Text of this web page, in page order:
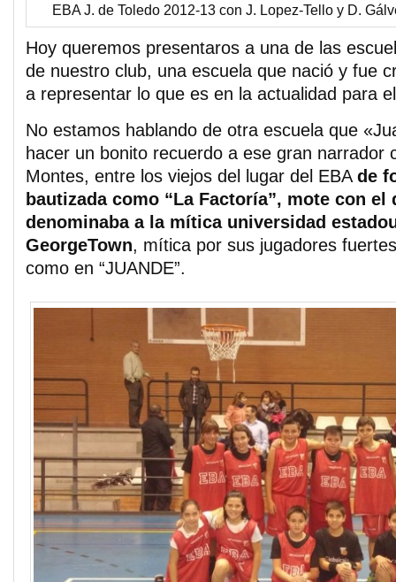
EBA J. de Toledo 2012-13 con J. Lopez-Tello y D.
Hoy queremos presentaros a una de las
de nuestro club, una escuela que nació y fue
a representar lo que es en la actualidad para
No estamos hablando de otra escuela que
hacer un bonito recuerdo a ese gran narrador
Montes, entre los viejos del lugar del EBA de
bautizada como “La Factoría”, mote con el
denominaba a la mítica universidad
GeorgeTown, mítica por sus jugadores
como en “JUANDE”.